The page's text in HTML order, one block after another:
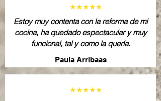
★★★★★
Estoy muy contenta con la reforma de mi
cocina, ha quedado espectacular y muy
funcional, tal y como la quería.
Paula Arribaas
★★★★★